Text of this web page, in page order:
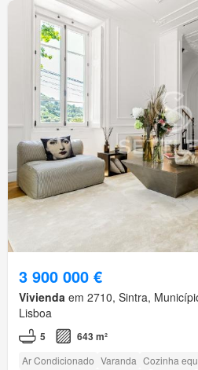
3 900 000 €
Vivienda em 2710, Sintra,
Lisboa
5 643 m²
Ar Condicionado Varanda Cozinha